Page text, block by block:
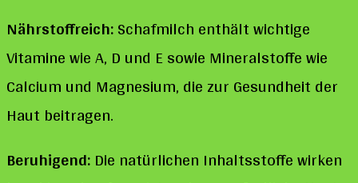
Nährstoffreich:Schafmilch enthält wichtige
Vitamine wie A, D und E sowie Mineralstoffe wie
Calcium und Magnesium, die zur Gesundheit der
Haut beitragen.
Beruhigend:Die natürlichen Inhaltsstoffe wirken